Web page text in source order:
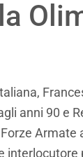
anni 90 e